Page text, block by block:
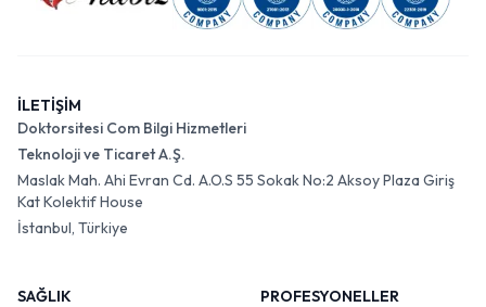
İLETİŞİM
Doktorsitesi Com Bilgi Hizmetleri
Teknoloji ve Ticaret A.Ş.
Maslak Mah. Ahi Evran Cd. A.O.S 55 Sokak No:2 Aksoy Plaza Giriş
Kat Kolektif House
İstanbul, Türkiye
SAĞLIK
PROFESYONELLER